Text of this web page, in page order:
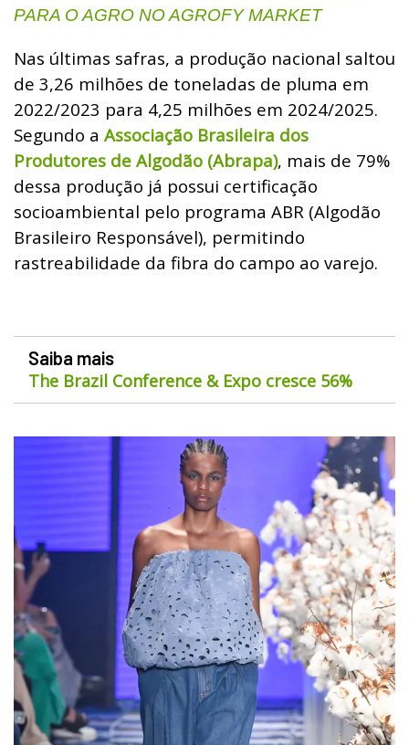
PARA O AGRO NO AGROFY MARKET
Nas últimas safras, a produção nacional saltou
de 3,26 milhões de toneladas de pluma em
2022/2023 para 4,25 milhões em 2024/2025.
Segundo a Associação Brasileira dos
Produtores de Algodão (Abrapa), mais de 79%
dessa produção já possui certificação
socioambiental pelo programa ABR (Algodão
Brasileiro Responsável), permitindo
rastreabilidade da fibra do campo ao varejo.
Saiba mais
The Brazil Conference & Expo cresce 56%